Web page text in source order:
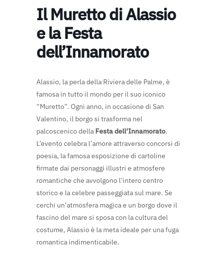
Il Muretto di Alassio
e la Festa
dell’Innamorato
Alassio, la perla della Riviera delle Palme, è
famosa in tutto il mondo per il suo iconico
“Muretto”. Ogni anno, in occasione di San
Valentino, il borgo si trasforma nel
palcoscenico della Festa dell’Innamorato.
L’evento celebra l’amore attraverso concorsi di
poesia, la famosa esposizione di cartoline
firmate dai personaggi illustri e atmosfere
romantiche che avvolgono l’intero centro
storico e la celebre passeggiata sul mare. Se
cerchi un’atmosfera magica e un borgo dove il
fascino del mare si sposa con la cultura del
costume, Alassio è la meta ideale per una fuga
romantica indimenticabile.